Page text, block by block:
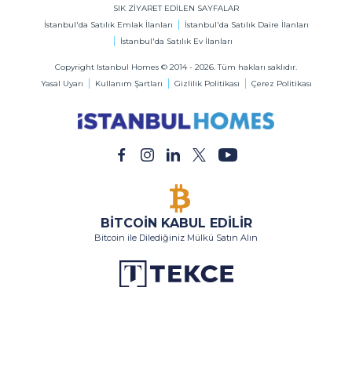
SIK ZİYARET EDİLEN SAYFALAR
İstanbul'da Satılık Emlak İlanları
İstanbul'da Satılık Daire İlanları
İstanbul'da Satılık Ev İlanları
Copyright Istanbul Homes © 2014 - 2026. Tüm hakları saklıdır.
Yasal Uyarı
Kullanım Şartları Gizlilik Politikası Çerez Politikası
BİTCOİN KABUL EDİLİR
Bitcoin ile Dilediğiniz Mülkü Satın Alın